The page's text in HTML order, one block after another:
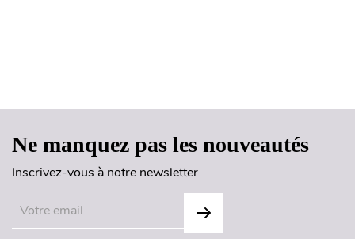
Ne manquez pas les nouveautés
Inscrivez-vous à notre newsletter